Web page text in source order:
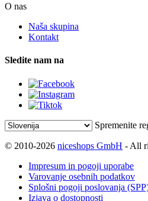
O nas
Naša skupina
Kontakt
Sledite nam na
Spremenite
© 2010-2026 niceshops GmbH - All
Impresum in pogoji uporabe
Varovanje osebnih podatkov
Splošni pogoji poslovanja
Izjava o dostopnosti